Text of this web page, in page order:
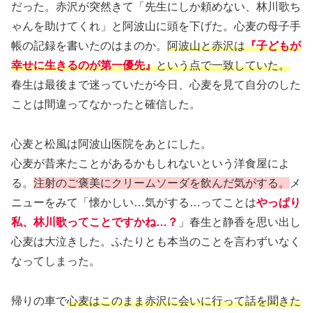
だった。赤沢が突然きて「先生にしか頼めない、林川歌ち
ゃんを助けてくれ」と阿波山に頭を下げた。心麦の母子手
帳の記録を書いたのはまのか。 阿波山と赤沢は『子どもが
幸せに生きるのが第一優先』という点で一致していた。
春生は最後まで迷っていたが今日、心麦を見て自分のした
ことは間違ってなかったと確信した。
心麦と松風は阿波山医院をあとにした。
心麦が昔来たことがあるかもしれないという洋食屋によ
る。 注射のご褒美にクリームソーダを飲んだ気がする。
メ
ニューをみて「懐かしい…気がする…ってことはやっぱり
私、林川歌ってことですかね…？ 」春生と静香を思い出し
心麦は大泣きした。ふたりとも本当のことを言わずいなく
なってしまった。
帰りの車で心麦はこのまま赤沢に会いに行って話を聞きた